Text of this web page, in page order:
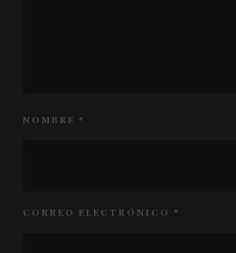
NOMBRE *
CORREO ELECTRÓNICO *